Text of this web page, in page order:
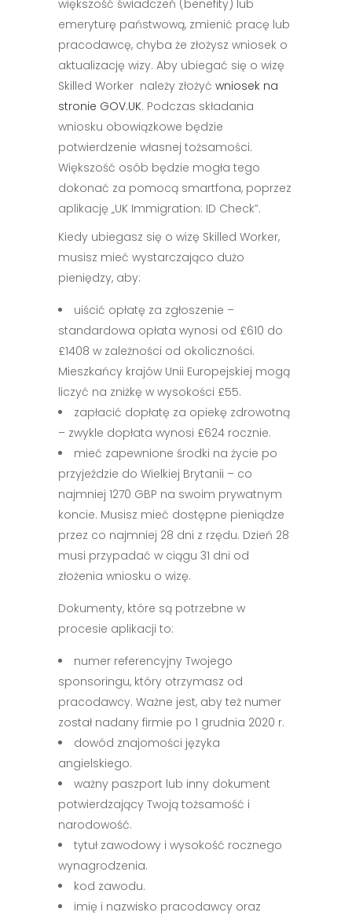
większość świadczeń (benefity) lub
emeryturę państwową, zmienić pracę lub
pracodawcę, chyba że złożysz wniosek o
aktualizację wizy. Aby ubiegać się o wizę
Skilled Worker należy złożyć wniosek na
stronie GOV.UK. Podczas składania
wniosku obowiązkowe będzie
potwierdzenie własnej tożsamości.
Większość osób będzie mogła tego
dokonać za pomocą smartfona, poprzez
aplikację „UK Immigration: ID Check”.
Kiedy ubiegasz się o wizę Skilled Worker,
musisz mieć wystarczająco dużo
pieniędzy, aby:
uiścić opłatę za zgłoszenie –
standardowa opłata wynosi od £610 do
£1408 w zależności od okoliczności.
Mieszkańcy krajów Unii Europejskiej mogą
liczyć na zniżkę w wysokości £55.
zapłacić dopłatę za opiekę zdrowotną
– zwykle dopłata wynosi £624 rocznie.
mieć zapewnione środki na życie po
przyjeździe do Wielkiej Brytanii – co
najmniej 1270 GBP na swoim prywatnym
koncie. Musisz mieć dostępne pieniądze
przez co najmniej 28 dni z rzędu. Dzień 28
musi przypadać w ciągu 31 dni od
złożenia wniosku o wizę.
Dokumenty, które są potrzebne w
procesie aplikacji to:
numer referencyjny Twojego
sponsoringu, który otrzymasz od
pracodawcy. Ważne jest, aby też numer
został nadany firmie po 1 grudnia 2020 r.
dowód znajomości języka
angielskiego.
ważny paszport lub inny dokument
potwierdzający Twoją tożsamość i
narodowość.
tytuł zawodowy i wysokość rocznego
wynagrodzenia.
kod zawodu.
imię i nazwisko pracodawcy oraz